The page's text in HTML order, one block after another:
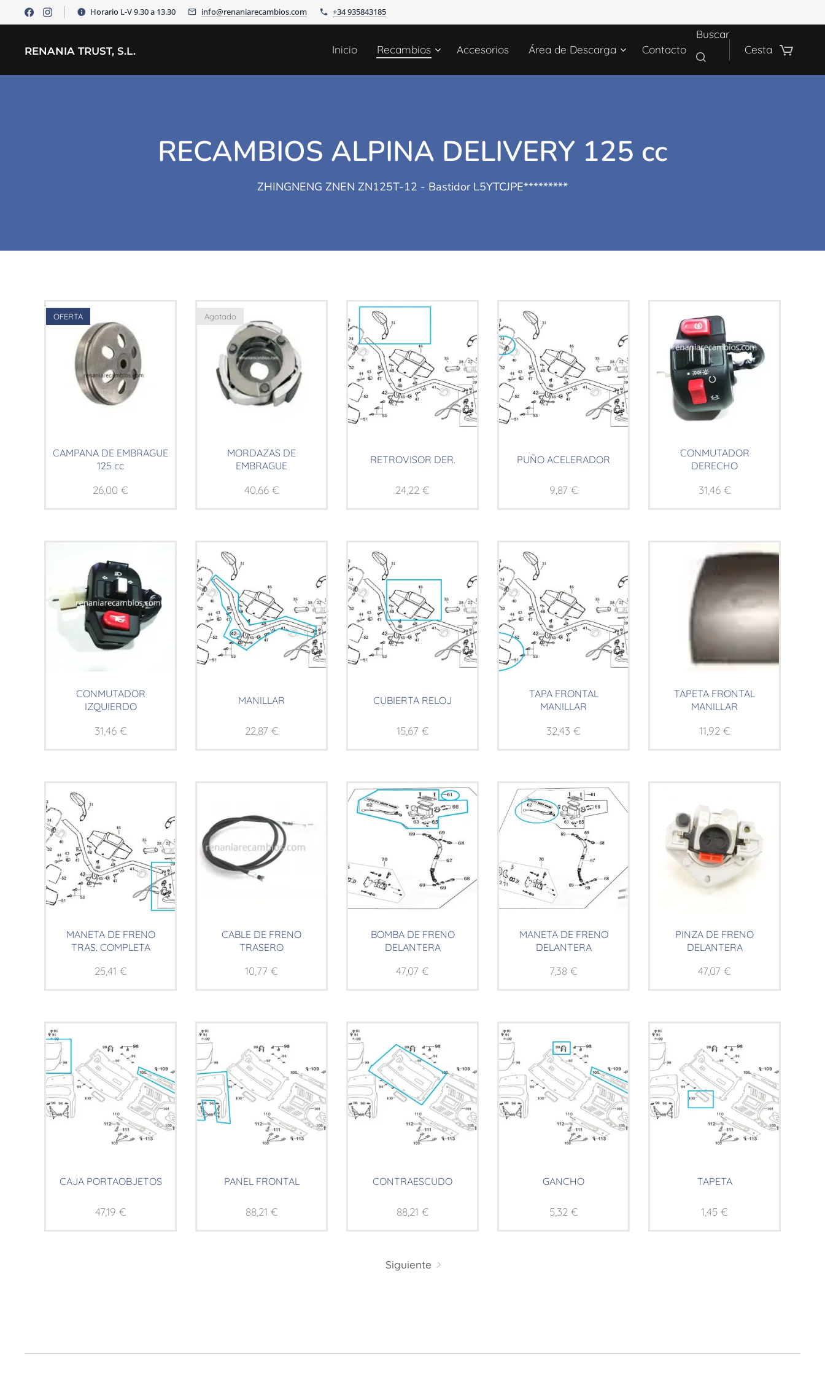
Horario L-V 9.30 a 13.30 info@renaniarecambios.com +34 935843185
RENANIA TRUST, S.L. Inicio Recambios Accesorios Área de Descarga Contacto
Buscar
Cesta
RECAMBIOS ALPINA DELIVERY 125 cc
ZHINGNENG ZNEN ZN125T-12 - Bastidor L5YTCJPE*********
CAMPANA DE EMBRAGUE
125 cc
OFERTA
26,00 €
MORDAZAS DE
EMBRAGUE
Agotado
40,66€
RETROVISOR DER.
24,22 €
PUÑO ACELERADOR
9,87 €
CONMUTADOR
DERECHO
31,46€
CONMUTADOR
IZQUIERDO
31,46€
MANILLAR
22,87 €
CUBIERTA RELOJ
15,67 €
TAPA FRONTAL
MANILLAR
32,43 €
TAPETA FRONTAL
MANILLAR
11,92 €
MANETA DE FRENO
TRAS. COMPLETA
25,41 €
CABLE DE FRENO
TRASERO
10,77 €
BOMBA DE FRENO
DELANTERA
47,07 €
MANETA DE FRENO
DELANTERA
7,38 €
PINZA DE FRENO
DELANTERA
47,07 €
CAJA PORTAOBJETOS
47,19 €
PANEL FRONTAL
88,21 €
CONTRAESCUDO
88,21 €
GANCHO
5,32 €
TAPETA
1,45 €
Siguiente